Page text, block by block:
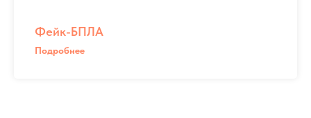
Фейк-БПЛА
Подробнее